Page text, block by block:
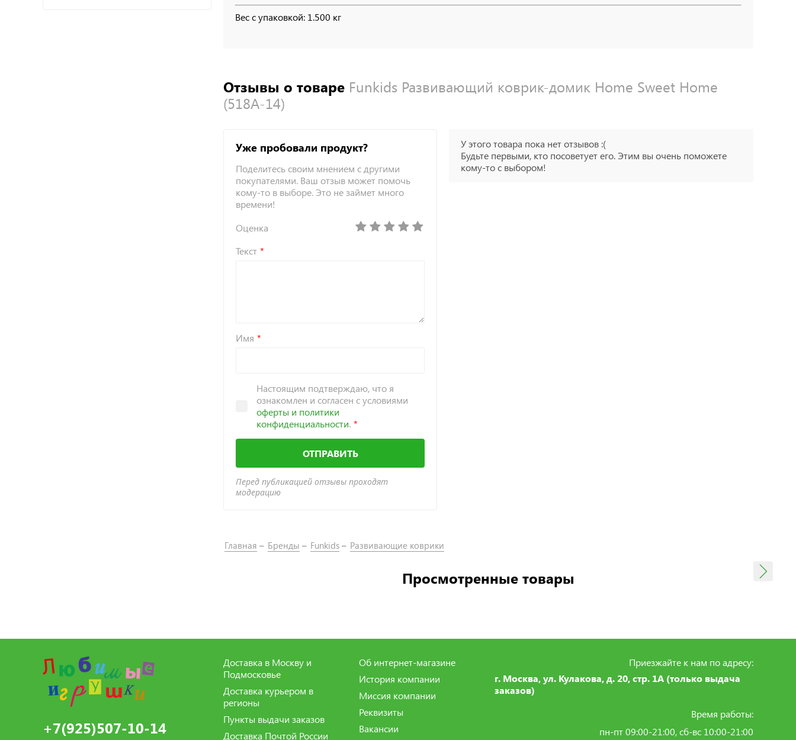
Вес с упаковкой: 1.500 кг
Отзывы о товаре Funkids Развивающий коврик-домик Home Sweet Home
(518A-14)
Уже пробовали продукт?
Поделитесь своим мнением с другими
покупателями. Ваш отзыв может помочь
кому-то в выборе. Это не займет много
времени!
Оценка
Текст
Имя
Настоящим подтверждаю, что я
ознакомлен и согласен с условиями
оферты и политики
конфиденциальности.
ОТПРАВИТЬ
Перед публикацией отзывы проходят
модерацию
У этого товара пока нет отзывов :(
Будьте первыми, кто посоветует его. Этим вы очень поможете
кому-то с выбором!
Главная Бренды Funkids Развивающие коврики
Просмотренные товары
+7(925)507-10-14
Доставка в Москву и
Подмосковье
Доставка курьером в
регионы
Пункты выдачи заказов
Доставка Почтой России
Об интернет-магазине
История компании
Миссия компании
Реквизиты
Вакансии
Приезжайте к нам по адресу:
г. Москва, ул. Кулакова, д. 20, стр. 1А (только выдача
заказов)
Время работы:
пн-пт 09:00-21:00, сб-вс 10:00-21:00